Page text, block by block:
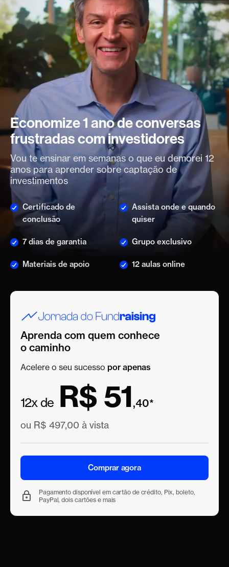
Economize 1 ano de conversas
frustradas com investidores
Vou te ensinar em semanas o que eu demorei 12
anos para aprender sobre captação de
investimentos
Certificado de
conclusão
Assista onde e quando
quiser
7 dias de garantia Grupo exclusivo
Materiais de apoio 12 aulas online
Aprenda com quem conhece
o caminho
Acelere o seu sucesso por apenas
12x de R$ 51,40*
ou R$ 497,00 à vista
Comprar agora
Pagamento disponível em cartão de crédito, Pix, boleto,
PayPal, dois cartões e mais